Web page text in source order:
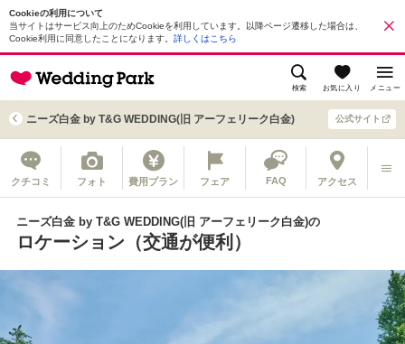
Cookieの利用について
当サイトはサービス向上のためCookieを利用しています。以降ページ遷移した場合は、
Cookie利用に同意したことになります。 詳しくはこちら
検索 お気に入り メニュー
ニーズ白金 by T&G WEDDING(旧 アーフェリーク白金) 公式サイト
クチコミ フォト 費用プラン フェア FAQ アクセス
ニーズ白金 by T&G WEDDING(旧 アーフェリーク白金)の
ロケーション（交通が便利）